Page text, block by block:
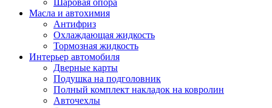
Шаровая опора
Масла и автохимия
Антифриз
Охлаждающая жидкость
Тормозная жидкость
Интерьер автомобиля
Дверные карты
Подушка на подголовник
Полный комплект накладок на ковролин
Авточехлы